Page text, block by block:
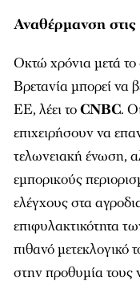
Αναθέρμανση
Οκτώ χρόνια μετά
Βρετανία μπορεί να
ΕΕ, λέει τοCNBC.
επιχειρήσουν να
τελωνειακή ένωση,
εμπορικούς
ελέγχους στα
επιφυλακτικότητα
πιθανό μετεκλογικό
στην προθυμία τους